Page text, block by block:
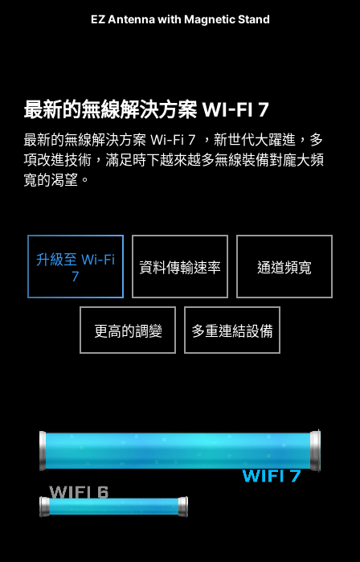
Pump Fan
EZ Antenna with Magnetic Stand
最新的無線解決方案 WI-FI 7
最新的無線解決方案 Wi-Fi 7 ，新世代大躍進，多
項改進技術，滿足時下越來越多無線裝備對龐大頻
寬的渴望。
升級至 Wi-Fi
7
資料傳輸速率 通道頻寬
更高的調變 多重連結設備
驗。
PCIE 拓源架構設計
獨家PCIE 拓源架構設計，為高階顯示卡提供更穩
定、更安全的專用電源，為未來 AI 運算智能世代做
好準。 相容機殼列表 。
2.5